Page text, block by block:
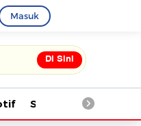
Masuk
Di Sini
Saintek